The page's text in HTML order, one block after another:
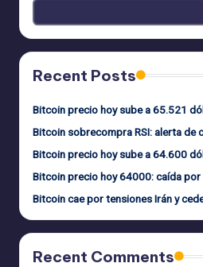
Recent Posts
Bitcoin precio hoy sube a 65.521
Bitcoin sobrecompra RSI: alerta de
Bitcoin precio hoy sube a 64.600
Bitcoin precio hoy 64000: caída
Bitcoin cae por tensiones Irán y
Recent Comments